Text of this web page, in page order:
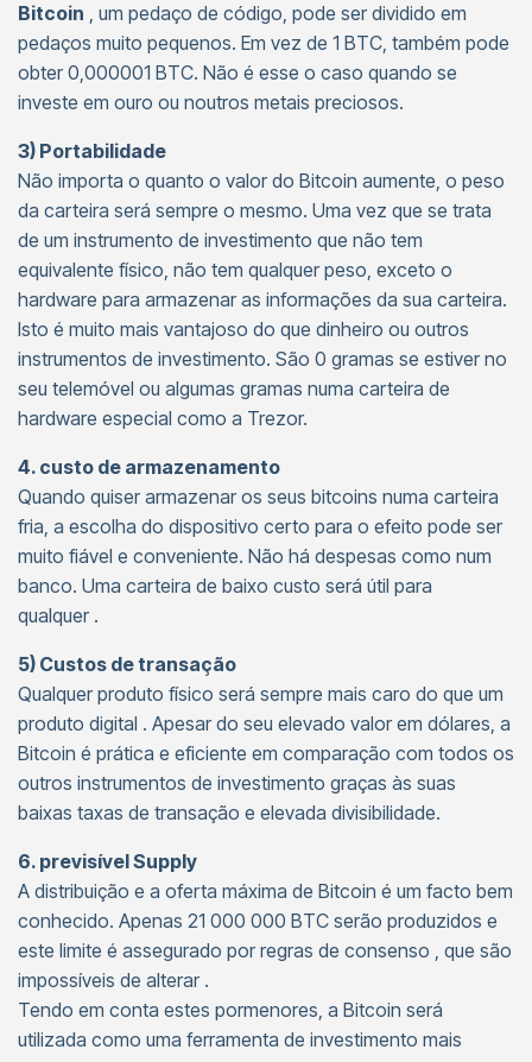
Bitcoin , um pedaço de código, pode ser dividido em
pedaços muito pequenos. Em vez de 1 BTC, também pode
obter 0,000001 BTC. Não é esse o caso quando se
investe em ouro ou noutros metais preciosos.
3) Portabilidade
Não importa o quanto o valor do Bitcoin aumente, o peso
da carteira será sempre o mesmo. Uma vez que se trata
de um instrumento de investimento que não tem
equivalente físico, não tem qualquer peso, exceto o
hardware para armazenar as informações da sua carteira.
Isto é muito mais vantajoso do que dinheiro ou outros
instrumentos de investimento. São 0 gramas se estiver no
seu telemóvel ou algumas gramas numa carteira de
hardware especial como a Trezor.
4. custo de armazenamento
Quando quiser armazenar os seus bitcoins numa carteira
fria, a escolha do dispositivo certo para o efeito pode ser
muito fiável e conveniente. Não há despesas como num
banco. Uma carteira de baixo custo será útil para
qualquer .
5) Custos de transação
Qualquer produto físico será sempre mais caro do que um
produto digital . Apesar do seu elevado valor em dólares, a
Bitcoin é prática e eficiente em comparação com todos os
outros instrumentos de investimento graças às suas
baixas taxas de transação e elevada divisibilidade.
6. previsível Supply
A distribuição e a oferta máxima de Bitcoin é um facto bem
conhecido. Apenas 21 000 000 BTC serão produzidos e
este limite é assegurado por regras de consenso , que são
impossíveis de alterar .
Tendo em conta estes pormenores, a Bitcoin será
utilizada como uma ferramenta de investimento mais